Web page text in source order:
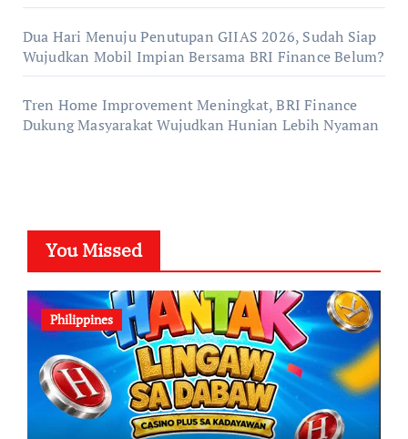
Dua Hari Menuju Penutupan GIIAS 2026, Sudah Siap
Wujudkan Mobil Impian Bersama BRI Finance Belum?
Tren Home Improvement Meningkat, BRI Finance
Dukung Masyarakat Wujudkan Hunian Lebih Nyaman
You Missed
Philippines